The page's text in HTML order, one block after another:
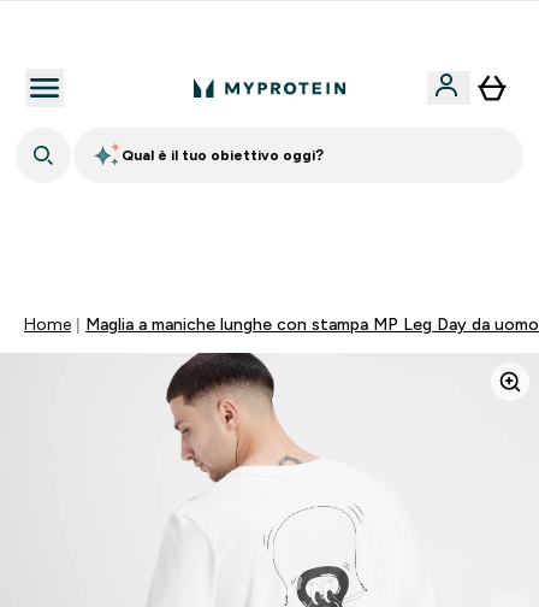
Qual è il tuo obiettivo oggi?
Home Maglia a maniche lunghe con stampa MP Leg Day da